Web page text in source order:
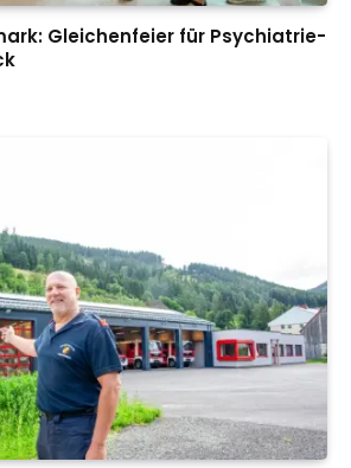
Gleichenfeier für Psychiatrie-